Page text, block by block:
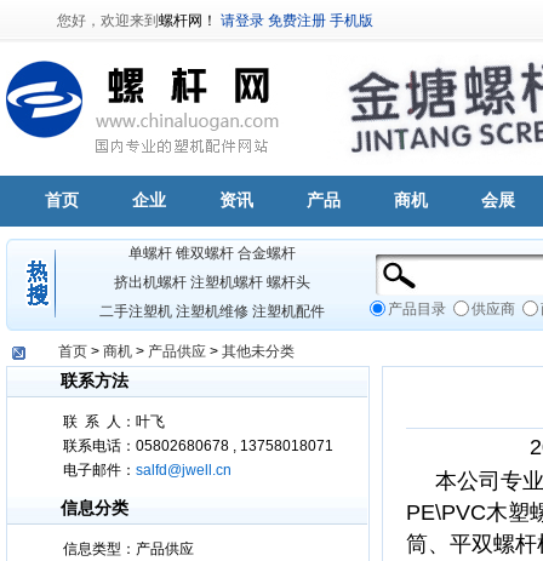
您好，欢迎来到 螺杆网！ 请登录 免费注册 手机版
首页 企业 资讯 产品 商机 会展
单螺杆 锥双螺杆 合金螺杆
挤出机螺杆 注塑机螺杆 螺杆头
二手注塑机 注塑机维修 注塑机配件 产品目录 供应商
首页 > 商机 > 产品供应 > 其他未分类
联系方法
联 系 人：叶飞
联系电话：05802680678 , 13758018071
电子邮件： salfd@jwell.cn
信息分类
信息类型： 产品供应
本公司专
PE\PVC木塑
筒、平双螺杆